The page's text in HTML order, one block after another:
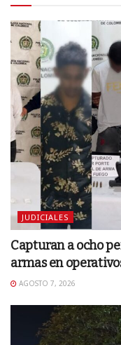
JUDICIALES
Capturan a ocho
armas en
AGOSTO 7, 2026